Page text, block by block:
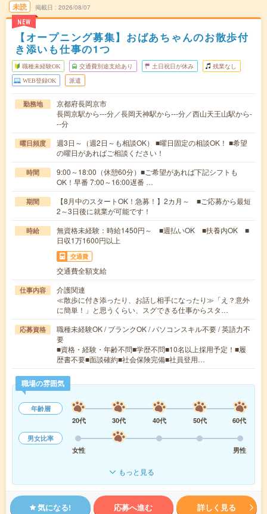
未読
NEW
掲載日 2026/08/07
【オープニング募集】おばあちゃんのお散歩付
き添いも仕事の1つ
職種未経験OK 交通費別途支給あり 土日祝日が休み 残業なし
WEB登録OK 派遣
勤務地
京都府長岡京市
長岡京駅から---分／長岡天神駅から---分／西山天王山駅から-
--分
曜日頻度
週3日～（週2日～も相談OK） ■曜日固定の相談OK！ ■希望
の曜日があればご相談ください！
時間
9:00～18:00（休憩60分）■ご希望があれば下記シフトも
OK！早番 7:00～16:00遅番 …
期間
【8月中のスタートOK！急募！】2カ月～ ■ご応募から最短
2～3日後に就業が可能です！
時給
無資格未経験：時給1450円～ ■週払いOK ■扶養内OK ■
日収1万1600円以上
交通費
交通費全額支給
仕事内容
介護関連
≪散歩に付き添ったり、お話し相手になったり≫「え？意外
に簡単！」と思うくらい、スグできる仕事からスタ…
応募資格
職種未経験OK / ブランクOK / パソコンスキル不要 / 英語力不
要
■資格・経験・年齢不問■学歴不問■10名以上採用予定！■履
歴書不要■面談確約■社会保険完備■社員登用…
職場の雰囲気
年齢層
20代
30代 40代 50代
60代
男女比率
女性
男性
もっと見る
気になる! 応募へ進む 詳しく見る